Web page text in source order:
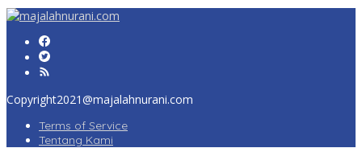
Copyright2021@majalahnurani.com
Terms of Service
Tentang Kami